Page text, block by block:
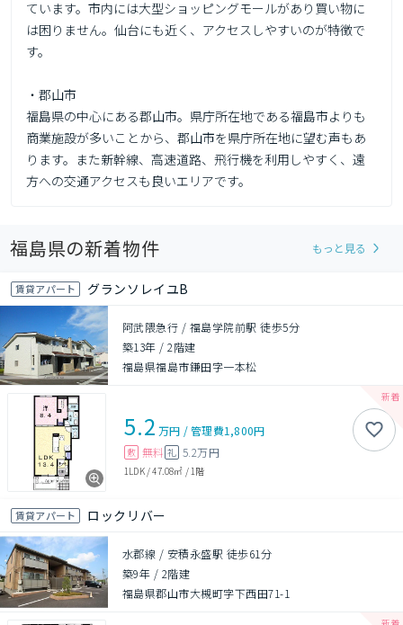
ています。市内には大型ショッピングモールがあり買い物に
は困りません。仙台にも近く、アクセスしやすいのが特徴で
す。
・郡山市
福島県の中心にある郡山市。県庁所在地である福島市よりも
商業施設が多いことから、郡山市を県庁所在地に望む声もあ
ります。また新幹線、高速道路、飛行機を利用しやすく、遠
方への交通アクセスも良いエリアです。
福島県の新着物件 もっと見る
賃貸アパート グランソレイユB
阿武隈急行 / 福島学院前駅 徒歩5分
築13年 /2階建
福島県福島市鎌田字一本松
5.2 万円 /管理費1,800円
敷 無料 礼 5.2万円
1LDK/47.08㎡ / 1階
賃貸アパート ロックリバー
水郡線 / 安積永盛駅 徒歩61分
築9年 / 2階建
福島県郡山市大槻町字下西田71-1